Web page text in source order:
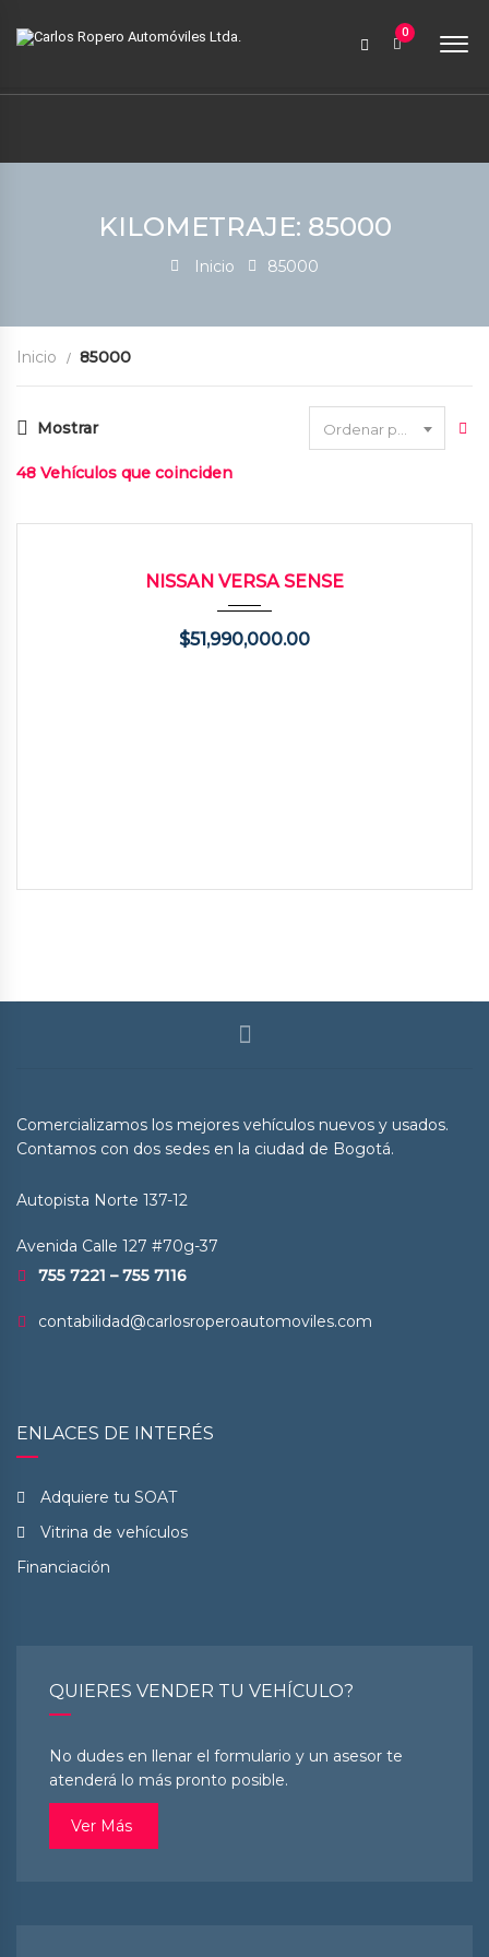
contabilidad@carlosroperoautomoviles.com
0
KILOMETRAJE: 85000
Inicio 85000
Inicio 85000
Mostrar
48 Vehículos que coinciden
NISSAN VERSA SENSE
$51,990,000.00
Comercializamos los mejores vehículos nuevos y usados.
Contamos con dos sedes en la ciudad de Bogotá.
Autopista Norte 137-12
Avenida Calle 127 #70g-37
755 7221 – 755 7116
contabilidad@carlosroperoautomoviles.com
ENLACES DE INTERÉS
Adquiere tu SOAT
Vitrina de vehículos
Financiación
QUIERES VENDER TU VEHÍCULO?
No dudes en llenar el formulario y un asesor te
atenderá lo más pronto posible.
Ver Más